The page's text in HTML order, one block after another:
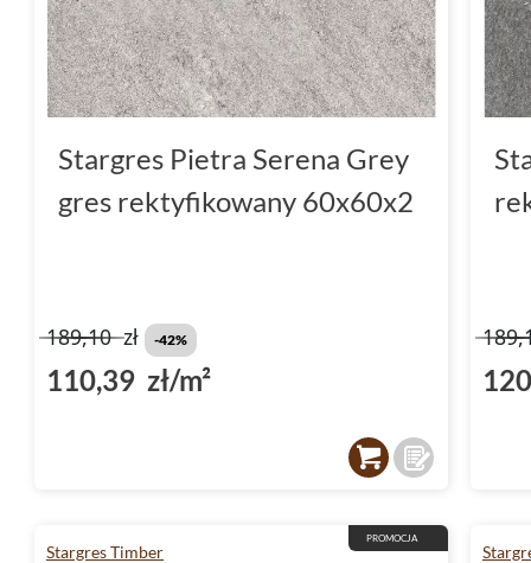
Stargres Pietra Serena Grey
gres rektyfikowany 60x60x2
189,10zł -42%
110,39 zł/m²
PROMOCJA
Stargres Timber